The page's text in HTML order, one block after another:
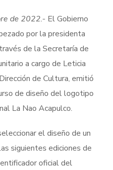
de 2022.- El Gobierno
por la presidenta
de la Secretaría de
a cargo de Leticia
de Cultura, emitió
de diseño del logotipo
La Nao Acapulco.
el diseño de un
siguientes ediciones de
oficial del